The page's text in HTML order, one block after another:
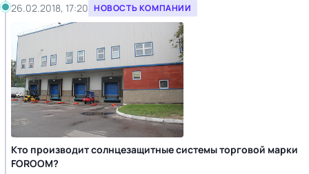
26.02.2018, 17:20 НОВОСТЬ КОМПАНИИ
Кто производит солнцезащитные системы торговой марки
FOROOM?